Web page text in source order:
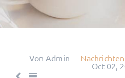
Von Admin
Oct 02,